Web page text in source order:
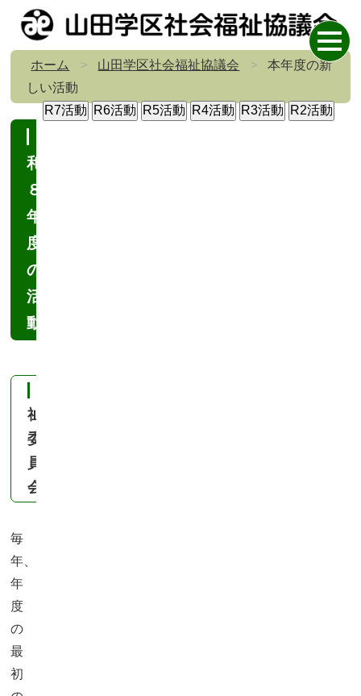
ホーム 山田学区社会福祉協議会
本年度の新
しい活動
和
８
年
度
の
活
動
祉
委
員
会
毎
年、
年
度
の
最
初